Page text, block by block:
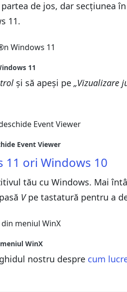
de jos, dar secțiunea
11.
și să apeși pe „Vizualizare
11 ori Windows 10
tău cu Windows. Mai
Vpe tastatură pentru a
nostru despre cum